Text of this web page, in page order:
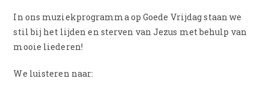
In ons muziekprogramma op Goede Vrijdag staan we
stil bij het lijden en sterven van Jezus met behulp van
mooie liederen!
We luisteren naar: